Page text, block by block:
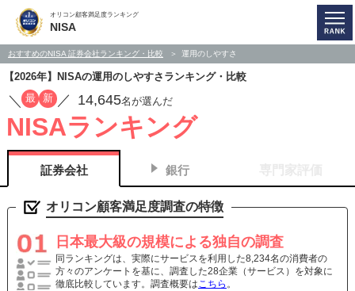
オリコン顧客満足度ランキング
NISA
おすすめのNISA 証券会社ランキング・比較 運用のしやすさ
【2026年】NISAの運用のしやすさランキング・比較
／ 最 新 ／ 14,645名が選んだ
NISAランキング
証券会社 銀行
オリコン顧客満足度調査の特徴
日本最大級の規模による独自の調査
同ランキングは、実際にサービスを利用した8,234名の消費者の
方々のアンケートを基に、調査した28企業（サービス）を対象に
徹底比較しています。調査概要はこちら 。